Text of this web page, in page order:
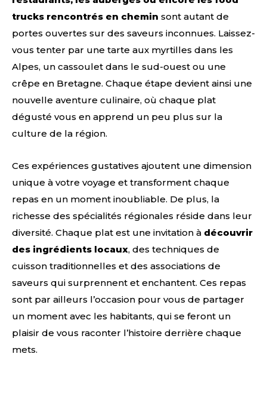
trucks rencontrés en chemin sont autant de
portes ouvertes sur des saveurs inconnues. Laissez-
vous tenter par une tarte aux myrtilles dans les
Alpes, un cassoulet dans le sud-ouest ou une
crêpe en Bretagne. Chaque étape devient ainsi une
nouvelle aventure culinaire, où chaque plat
dégusté vous en apprend un peu plus sur la
culture de la région.
Ces expériences gustatives ajoutent une dimension
unique à votre voyage et transforment chaque
repas en un moment inoubliable. De plus, la
richesse des spécialités régionales réside dans leur
diversité. Chaque plat est une invitation à découvrir
des ingrédients locaux, des techniques de
cuisson traditionnelles et des associations de
saveurs qui surprennent et enchantent. Ces repas
sont par ailleurs l’occasion pour vous de partager
un moment avec les habitants, qui se feront un
plaisir de vous raconter l’histoire derrière chaque
mets.